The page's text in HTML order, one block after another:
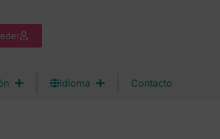
Idioma Contacto